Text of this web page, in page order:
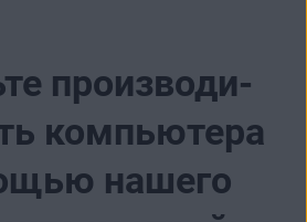
производи­
компьютера
нашего